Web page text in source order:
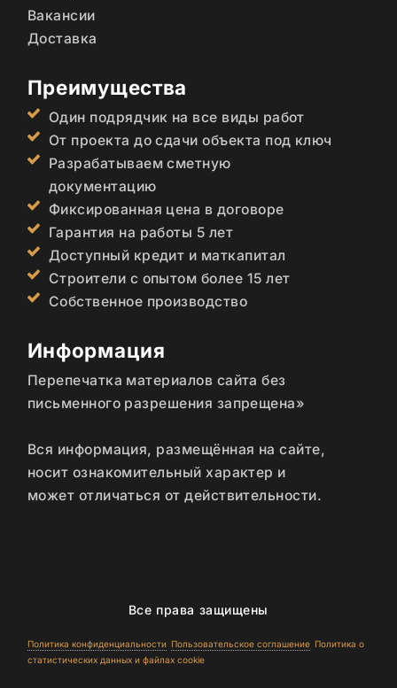
Вакансии
Доставка
Преимущества
Один подрядчик на все виды работ
От проекта до сдачи объекта под ключ
Разрабатываем сметную
документацию
Фиксированная цена в договоре
Гарантия на работы 5 лет
Доступный кредит и маткапитал
Строители с опытом более 15 лет
Собственное производство
Информация
Перепечатка материалов сайта без
письменного разрешения запрещена»
Вся информация, размещённая на сайте,
носит ознакомительный характер и
может отличаться от действительности.
Все права защищены
Политика конфиденциальности Пользовательское соглашение Политика о
статистических данных и файлах cookie